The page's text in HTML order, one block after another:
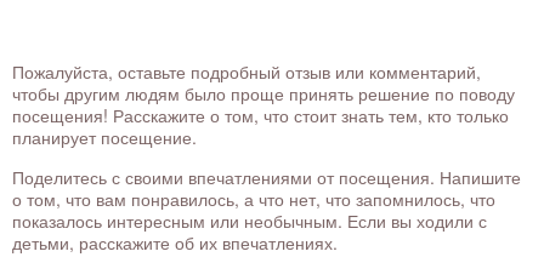
Пожалуйста, оставьте подробный отзыв или комментарий,
чтобы другим людям было проще принять решение по поводу
посещения! Расскажите о том, что стоит знать тем, кто только
планирует посещение.
Поделитесь с своими впечатлениями от посещения. Напишите
о том, что вам понравилось, а что нет, что запомнилось, что
показалось интересным или необычным. Если вы ходили с
детьми, расскажите об их впечатлениях.